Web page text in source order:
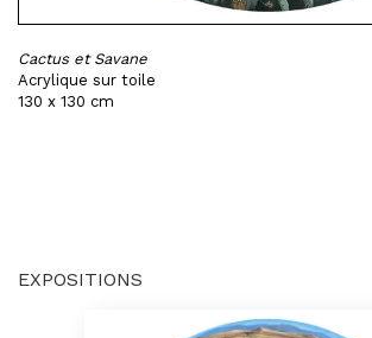
Cactus et Savane
Acrylique sur toile
130 x 130 cm
EXPOSITIONS